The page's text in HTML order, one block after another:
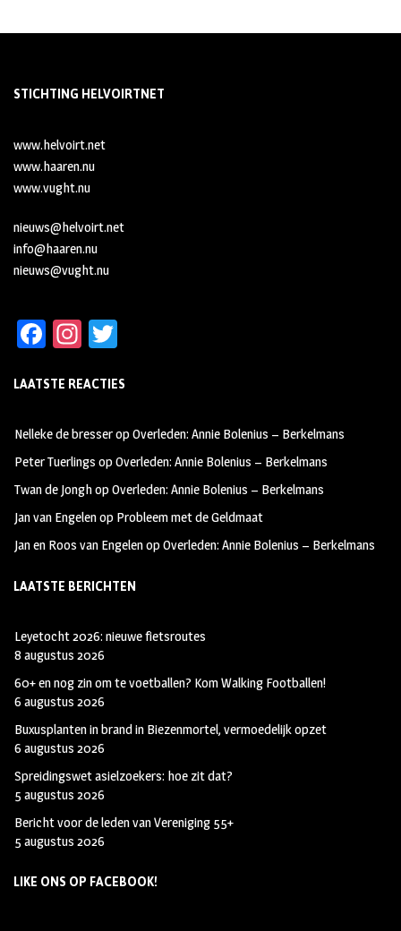
STICHTING HELVOIRTNET
www.helvoirt.net
www.haaren.nu
www.vught.nu
nieuws@helvoirt.net
info@haaren.nu
nieuws@vught.nu
Fa
b
oo
k
In
ag
m
tt
LAATSTE REACTIES
Nelleke de bresseropOverleden: Annie Bolenius – Berkelmans
Peter Tuerlings opOverleden: Annie Bolenius – Berkelmans
Twan de JonghopOverleden: Annie Bolenius – Berkelmans
Jan van Engelenop Probleem met de Geldmaat
Jan en Roos van EngelenopOverleden: Annie Bolenius – Berkelmans
LAATSTE BERICHTEN
Leyetocht 2026: nieuwe fietsroutes
8 augustus 2026
60+ en nog zin om te voetballen? Kom Walking Footballen!
6 augustus 2026
Buxusplanten in brand in Biezenmortel, vermoedelijk opzet
6 augustus 2026
Spreidingswet asielzoekers: hoe zit dat?
5 augustus 2026
Bericht voor de leden van Vereniging 55+
5 augustus 2026
LIKE ONS OP FACEBOOK!